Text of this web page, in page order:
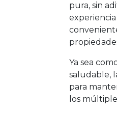
pura, sin
Ya sea
saludable,
para
los